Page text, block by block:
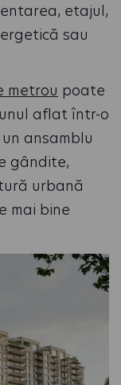
etajul,
sau
metrou poate
aflat într-o
ansamblu
gândite,
urbană
mai bine